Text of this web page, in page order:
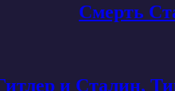
Смерть
и Сталин,